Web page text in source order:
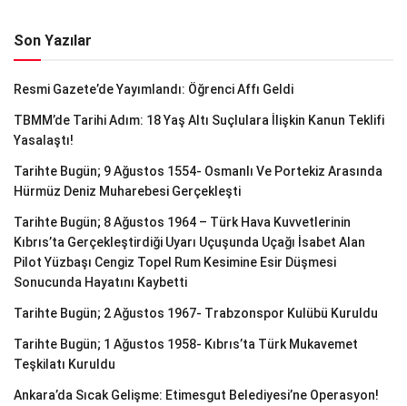
Son Yazılar
Resmi Gazete’de Yayımlandı: Öğrenci Affı Geldi
TBMM’de Tarihi Adım: 18 Yaş Altı Suçlulara İlişkin Kanun Teklifi
Yasalaştı!
Tarihte Bugün; 9 Ağustos 1554- Osmanlı Ve Portekiz Arasında
Hürmüz Deniz Muharebesi Gerçekleşti
Tarihte Bugün; 8 Ağustos 1964 – Türk Hava Kuvvetlerinin
Kıbrıs’ta Gerçekleştirdiği Uyarı Uçuşunda Uçağı İsabet Alan
Pilot Yüzbaşı Cengiz Topel Rum Kesimine Esir Düşmesi
Sonucunda Hayatını Kaybetti
Tarihte Bugün; 2 Ağustos 1967- Trabzonspor Kulübü Kuruldu
Tarihte Bugün; 1 Ağustos 1958- Kıbrıs’ta Türk Mukavemet
Teşkilatı Kuruldu
Ankara’da Sıcak Gelişme: Etimesgut Belediyesi’ne Operasyon!